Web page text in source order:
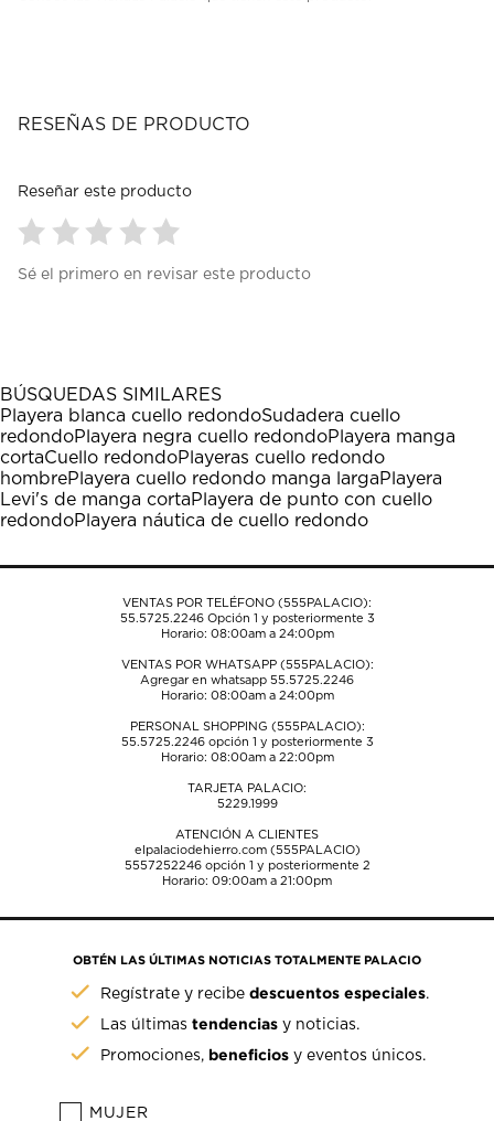
RESEÑAS DE PRODUCTO
Reseñar este producto
para
1
estrella
Esta
acción
abrirá
el
formulario
de
para
estrellas.
Esta
acción
abrirá
el
formulario
de
para
estrellas.
Esta
acción
abrirá
el
formulario
de
para
estrellas.
Esta
acción
abrirá
el
formulario
de
para
estrellas.
Esta
acción
abrirá
el
formulario
de
Sé el primero en revisar este producto
BÚSQUEDAS SIMILARES
Playera blanca cuello redondoSudadera cuello
redondoPlayera negra cuello redondoPlayera manga
cortaCuello redondoPlayeras cuello redondo
hombrePlayera cuello redondo manga largaPlayera
Levi's de manga cortaPlayera de punto con cuello
redondoPlayera náutica de cuello redondo
VENTAS POR TELÉFONO (555PALACIO):
55.5725.2246Opción 1 y posteriormente 3
Horario: 08:00am a 24:00pm
VENTAS POR WHATSAPP (555PALACIO):
Agregar en whatsapp 55.5725.2246
Horario: 08:00am a 24:00pm
PERSONAL SHOPPING (555PALACIO):
55.5725.2246opción 1 y posteriormente 3
Horario: 08:00am a 22:00pm
TARJETA PALACIO:
5229.1999
ATENCIÓN A CLIENTES
elpalaciodehierro.com (555PALACIO)
5557252246opción 1 y posteriormente 2
Horario: 09:00am a 21:00pm
OBTÉN LAS ÚLTIMAS NOTICIAS TOTALMENTE PALACIO
Regístrate y recibedescuentos especiales.
Las últimastendencias y noticias.
Promociones, beneficios y eventos únicos.
MUJER